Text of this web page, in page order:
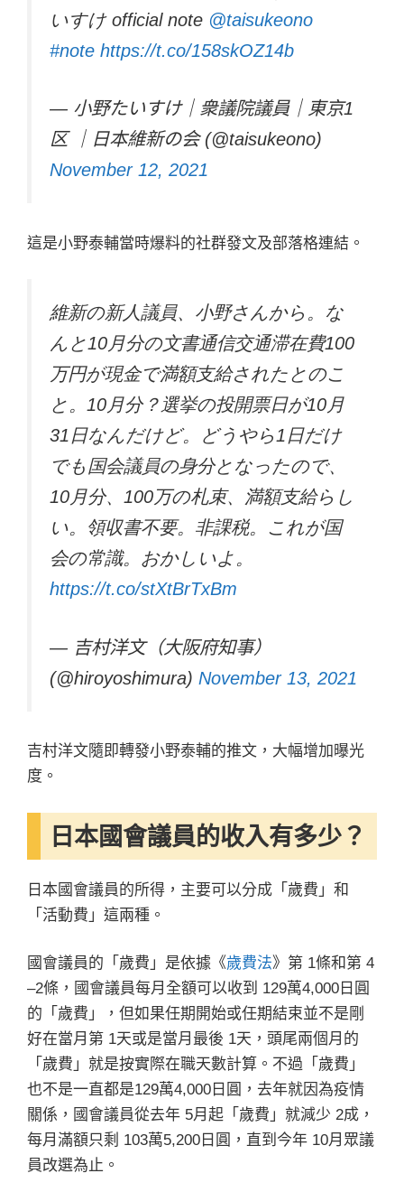
いすけ official note @taisukeono
#note https://t.co/158skOZ14b
— 小野たいすけ｜衆議院議員｜東京1
区 ｜日本維新の会 (@taisukeono)
November 12, 2021
這是小野泰輔當時爆料的社群發文及部落格連結。
維新の新人議員、小野さんから。な
んと10月分の文書通信交通滞在費100
万円が現金で満額支給されたとのこ
と。10月分？選挙の投開票日が10月
31日なんだけど。どうやら1日だけ
でも国会議員の身分となったので、
10月分、100万の札束、満額支給らし
い。領収書不要。非課税。これが国
会の常識。おかしいよ。
https://t.co/stXtBrTxBm
— 吉村洋文（大阪府知事）
(@hiroyoshimura) November 13, 2021
吉村洋文隨即轉發小野泰輔的推文，大幅增加曝光
度。
日本國會議員的收入有多少？
日本國會議員的所得，主要可以分成「歲費」和
「活動費」這兩種。
國會議員的「歲費」是依據《歲費法》第 1條和第 4
–2條，國會議員每月全額可以收到 129萬4,000日圓
的「歲費」，但如果任期開始或任期結束並不是剛
好在當月第 1天或是當月最後 1天，頭尾兩個月的
「歲費」就是按實際在職天數計算。不過「歲費」
也不是一直都是129萬4,000日圓，去年就因為疫情
關係，國會議員從去年 5月起「歲費」就減少 2成，
每月滿額只剩 103萬5,200日圓，直到今年 10月眾議
員改選為止。